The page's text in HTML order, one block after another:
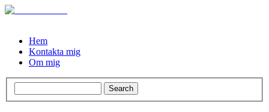
Hem
Kontakta mig
Om mig